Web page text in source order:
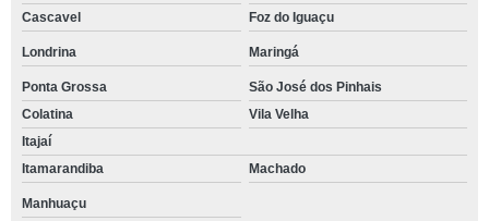
Cascavel
Foz do Iguaçu
Londrina Maringá
Ponta Grossa
São José dos Pinhais
Colatina
Vila Velha
Itajaí
Itamarandiba
Machado
Manhuaçu